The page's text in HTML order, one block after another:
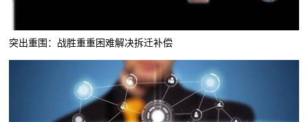
突出重围：战胜重重困难解决拆迁补偿